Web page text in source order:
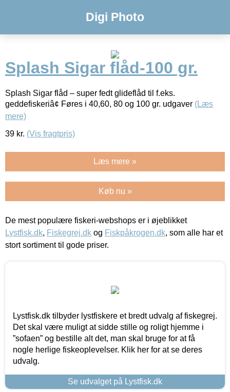
Digi Photo
Splash Sigar flåd-100 gr.
Splash Sigar flåd – super fedt glideflåd til f.eks.
geddefiskeriâ¢ Føres i 40,60, 80 og 100 gr. udgaver (Læs
mere)
39 kr. (Vis fragtpris)
Læs mere »
Køb nu »
De mest populære fiskeri-webshops er i øjeblikket
Lystfisk.dk, Fiskegrej.dk og Fiskpåkrogen.dk, som alle har et
stort sortiment til gode priser.
Lystfisk.dk tilbyder lystfiskere et bredt udvalg af fiskegrej.
Det skal være muligt at sidde stille og roligt hjemme i
”sofaen” og bestille alt det, man skal bruge for at få
nogle herlige fiskeoplevelser. Klik her for at se deres
udvalg.
Se udvalget på Lystfisk.dk